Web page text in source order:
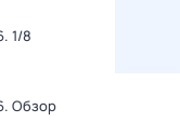
1/8
Обзор